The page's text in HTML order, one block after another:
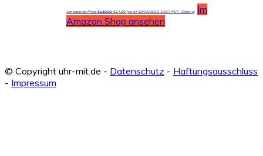
Amazon.de Price:€139,99 €27,99(as of 18/03/2020 10:37 PST- Details)
Im
Amazon Shop ansehen
© Copyright uhr-mit.de - Datenschutz - Haftungsausschluss
- Impressum